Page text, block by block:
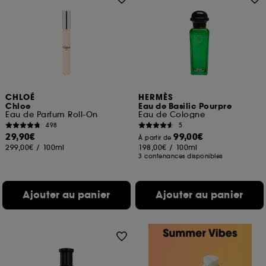
CHLOÉ
Chloe
Eau de Parfum Roll-On
498
29,90€
299,00€ / 100ml
Ajouter au panier
HERMÈS
Eau de Basilic Pourpre
Eau de Cologne
5
À partir de99,00€
198,00€ / 100ml
3 contenances disponibles
Ajouter au panier